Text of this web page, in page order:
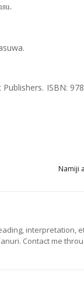
ISBN:
Namiji
interpretation,
Contact me